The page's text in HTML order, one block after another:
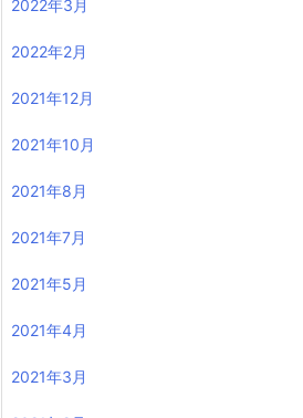
2022年3月
2022年2月
2021年12月
2021年10月
2021年8月
2021年7月
2021年5月
2021年4月
2021年3月